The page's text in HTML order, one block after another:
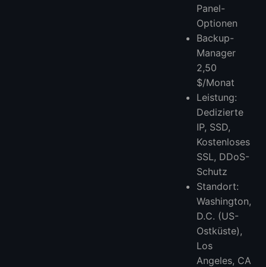
Panel-
Optionen
Backup-
Manager
2,50
$/Monat
Leistung:
Dedizierte
IP, SSD,
Kostenloses
SSL, DDoS-
Schutz
Standort:
Washington,
D.C. (US-
Ostküste),
Los
Angeles, CA